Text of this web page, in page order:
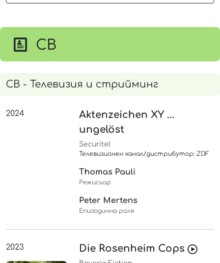
СВ
СВ - Телевизия и стрийминг
2024
Aktenzeichen XY ...
ungelöst
Securitel
Телевизионен канал/дистрибутор: ZDF
Thomas Pauli
Режисьор
Peter Mertens
Епизодична роля
2023 Die Rosenheim Cops